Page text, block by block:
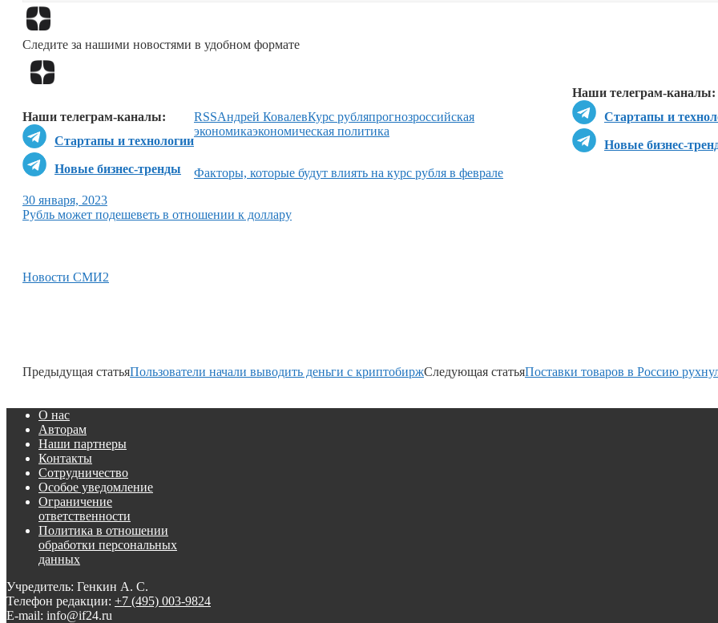
Следите за нашими новостями в удобном формате
Наши телеграм-каналы:
Стартапы и
Новые бизнес-
Наши телеграм-каналы:
Стартапы и технологии
Новые бизнес-тренды
RSSАндрей КовалевКурс рубляпрогнозроссийская
экономикаэкономическая политика
Факторы, которые будут влиять на курс рубля в феврале
30 января, 2023
Рубль может подешеветь в отношении к доллару
Новости СМИ2
Предыдущая статьяПользователи начали выводить деньги с криптобиржСледующая статьяПоставки товаров в Россию
О нас
Авторам
Наши партнеры
Контакты
Сотрудничество
Особое уведомление
Ограничение
ответственности
Политика в отношении
обработки персональных
данных
Учредитель: Генкин А. С.
Телефон редакции: +7 (495) 003-9824
E-mail: info@if24.ru